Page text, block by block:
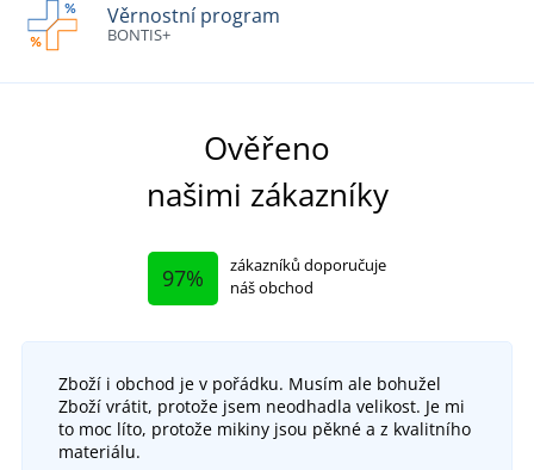
Věrnostní program
BONTIS+
Ověřeno
našimi zákazníky
97%
zákazníků doporučuje
náš obchod
Zboží i obchod je v pořádku. Musím ale bohužel
Zboží vrátit, protože jsem neodhadla velikost. Je mi
to moc líto, protože mikiny jsou pěkné a z kvalitního
materiálu.